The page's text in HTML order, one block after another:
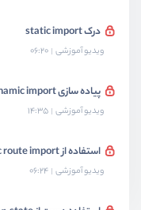
درک static import
ویدیو آموزشی 06:20
پیاده سازی dynamic import
ویدیو آموزشی 14:35
استفاده از dynamic route import
ویدیو آموزشی 06:24